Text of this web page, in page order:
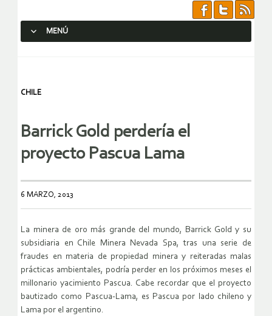
MENÚ
CHILE
Barrick Gold perdería el
proyecto Pascua Lama
6 MARZO, 2013
La minera de oro más grande del mundo, Barrick Gold y su
subsidiaria en Chile Minera Nevada Spa, tras una serie de
fraudes en materia de propiedad minera y reiteradas malas
prácticas ambientales, podría perder en los próximos meses el
millonario yacimiento Pascua. Cabe recordar que el proyecto
bautizado como Pascua-Lama, es Pascua por lado chileno y
Lama por el argentino.